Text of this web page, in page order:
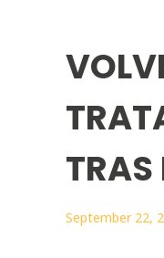
September 22,